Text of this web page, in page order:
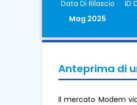
Data Di Rilascio
Mag 2025
ID
Anteprima di
Il mercato Modem